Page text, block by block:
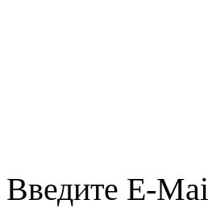
Введите E-